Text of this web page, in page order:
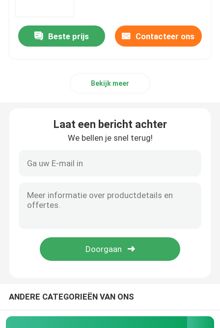
Hommel Radiostoorzender
Militaire Hommelstoorzender
de stoorzender van de konvooibom
Satellietsignaalstoorzender
Beste prijs Contacteer ons
Bekijk meer
Laat een bericht achter
We bellen je snel terug!
ANDERE CATEGORIEËN VAN ONS